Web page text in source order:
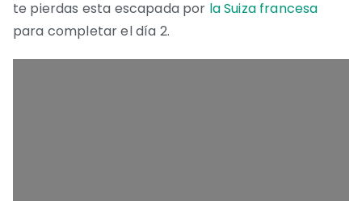
te pierdas esta escapada por la Suiza francesa
para completar el día 2.